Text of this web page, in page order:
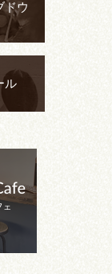
ドウ
ル